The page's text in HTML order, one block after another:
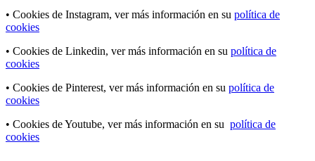
• Cookies de Instagram, ver más información en su política de
cookies
• Cookies de Linkedin, ver más información en su política de
cookies
• Cookies de Pinterest, ver más información en su política de
cookies
• Cookies de Youtube, ver más información en su política de
cookies